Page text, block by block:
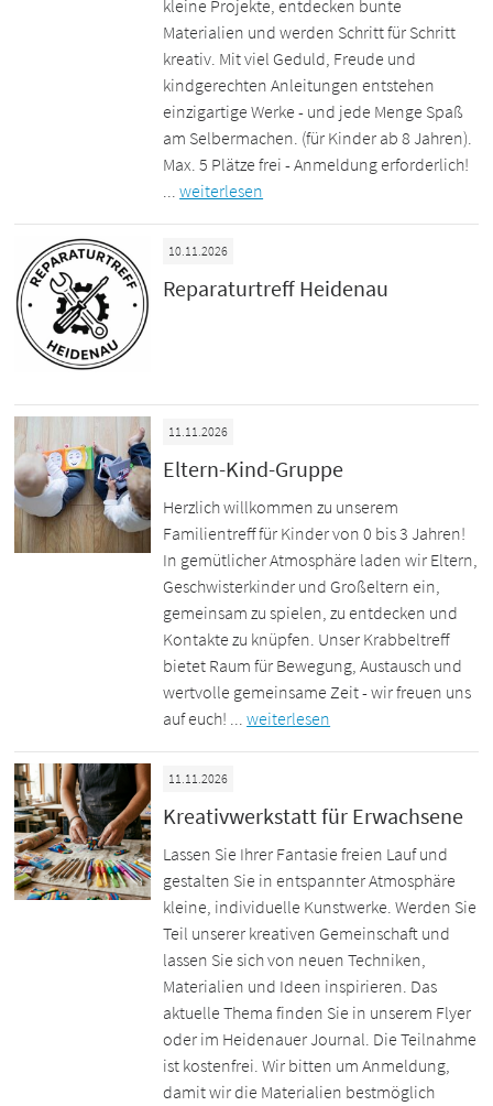
kleine Projekte, entdecken bunte
Materialien und werden Schritt für Schritt
kreativ. Mit viel Geduld, Freude und
kindgerechten Anleitungen entstehen
einzigartige Werke - und jede Menge Spaß
am Selbermachen. (für Kinder ab 8 Jahren).
Max. 5 Plätze frei - Anmeldung erforderlich!
...weiterlesen
10.11.2026
Reparaturtreff Heidenau
11.11.2026
Eltern-Kind-Gruppe
Herzlich willkommen zu unserem
Familientreff für Kinder von 0 bis 3 Jahren!
In gemütlicher Atmosphäre laden wir Eltern,
Geschwisterkinder und Großeltern ein,
gemeinsam zu spielen, zu entdecken und
Kontakte zu knüpfen. Unser Krabbeltreff
bietet Raum für Bewegung, Austausch und
wertvolle gemeinsame Zeit - wir freuen uns
auf euch! ...weiterlesen
11.11.2026
Kreativwerkstatt für Erwachsene
Lassen Sie Ihrer Fantasie freien Lauf und
gestalten Sie in entspannter Atmosphäre
kleine, individuelle Kunstwerke. Werden Sie
Teil unserer kreativen Gemeinschaft und
lassen Sie sich von neuen Techniken,
Materialien und Ideen inspirieren. Das
aktuelle Thema finden Sie in unserem Flyer
oder im Heidenauer Journal. Die Teilnahme
ist kostenfrei. Wir bitten um Anmeldung,
damit wir die Materialien bestmöglich